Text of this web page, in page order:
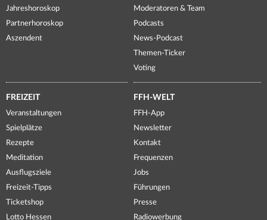
Jahreshoroskop
Partnerhoroskop
Aszendent
Moderatoren & Team
Podcasts
News-Podcast
Themen-Ticker
Voting
FREIZEIT
Veranstaltungen
Spielplätze
Rezepte
Meditation
Ausflugsziele
Freizeit-Tipps
Ticketshop
Lotto Hessen
FFH-WELT
FFH-App
Newsletter
Kontakt
Frequenzen
Jobs
Führungen
Presse
Radiowerbung